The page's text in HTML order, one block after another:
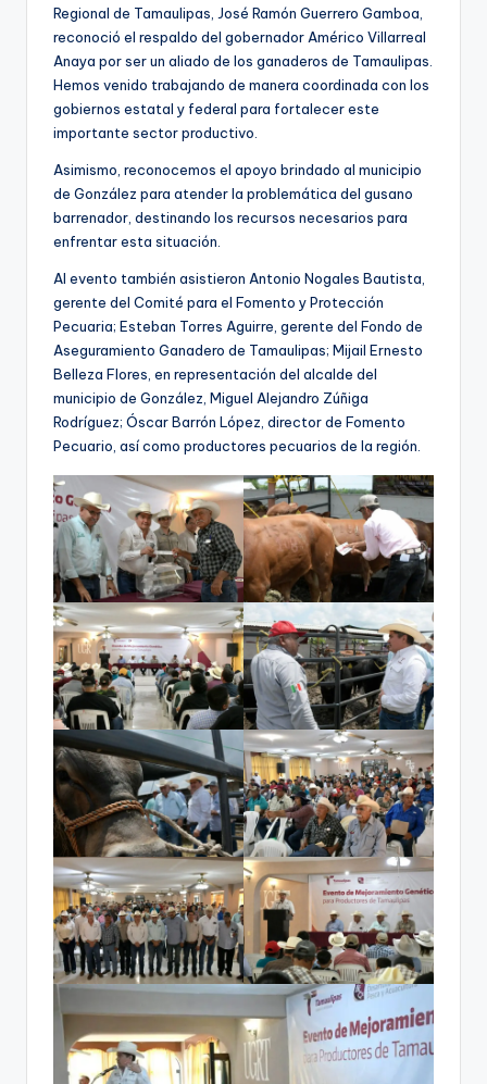
Regional de Tamaulipas, José Ramón Guerrero Gamboa,
reconoció el respaldo del gobernador Américo Villarreal
Anaya por ser un aliado de los ganaderos de Tamaulipas.
Hemos venido trabajando de manera coordinada con los
gobiernos estatal y federal para fortalecer este
importante sector productivo.
Asimismo, reconocemos el apoyo brindado al municipio
de González para atender la problemática del gusano
barrenador, destinando los recursos necesarios para
enfrentar esta situación.
Al evento también asistieron Antonio Nogales Bautista,
gerente del Comité para el Fomento y Protección
Pecuaria; Esteban Torres Aguirre, gerente del Fondo de
Aseguramiento Ganadero de Tamaulipas; Mijail Ernesto
Belleza Flores, en representación del alcalde del
municipio de González, Miguel Alejandro Zúñiga
Rodríguez; Óscar Barrón López, director de Fomento
Pecuario, así como productores pecuarios de la región.